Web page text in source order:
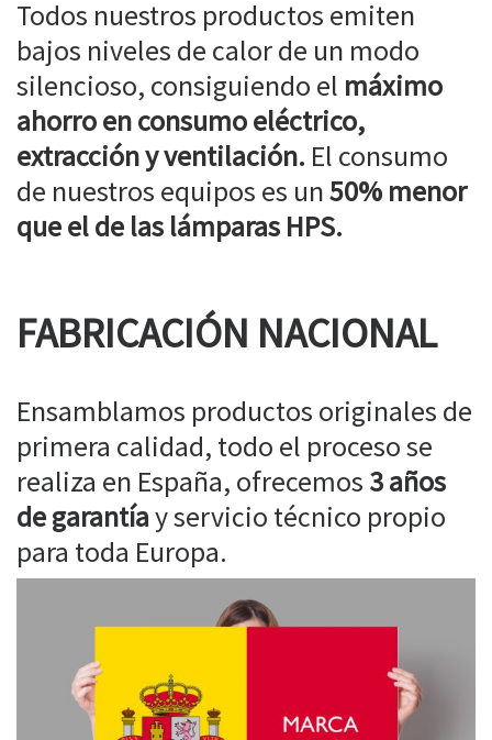
Todos nuestros productos emiten
bajos niveles de calor de un modo
silencioso, consiguiendo el máximo
ahorro en consumo eléctrico,
extracción y ventilación. El consumo
de nuestros equipos es un50% menor
que el de las lámparas HPS.
FABRICACIÓN NACIONAL
Ensamblamos productos originales de
primera calidad, todo el proceso se
realiza en España, ofrecemos 3 años
de garantíay servicio técnico propio
para toda Europa.